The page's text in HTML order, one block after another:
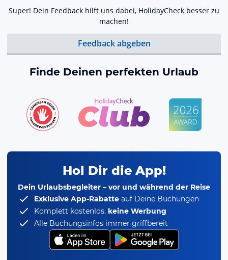
Super! Dein Feedback hilft uns dabei, HolidayCheck besser zu
machen!
Feedback abgeben
Finde Deinen perfekten Urlaub
Hol Dir die App!
Dein Urlaubsbegleiter – vor und während der Reise
Exklusive App-Rabatte auf Deine Buchungen
Komplett kostenlos, keine Werbung
Alle Buchungsinfos immer griffbereit